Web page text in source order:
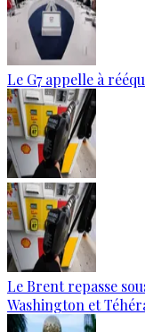
Le G7 appelle à
Le Brent repasse
Washington et